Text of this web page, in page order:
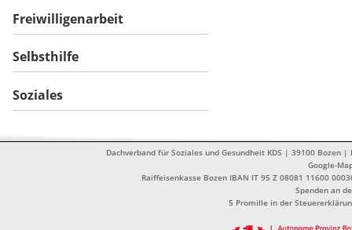
Freiwilligenarbeit
Selbsthilfe
Soziales
Dachverband für Soziales und Gesundheit KDS | 39100
Google-
Raiffeisenkasse Bozen IBAN IT 95 Z 08081 11600
Spenden an
5 Promille in der